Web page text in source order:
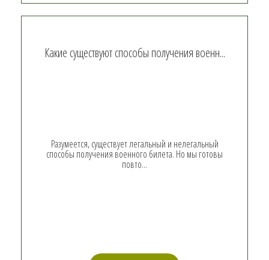
Какие существуют способы получения военн...
Разумеется, существует легальный и нелегальный
способы получения военного билета. Но мы готовы
повто...